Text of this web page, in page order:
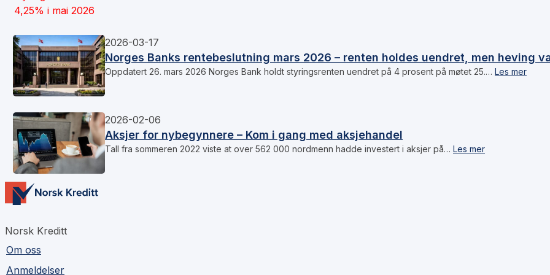
2026-03-17
Norges Banks rentebeslutning mars 2026 – renten holdes uendret, men heving
Oppdatert 26. mars 2026 Norges Bank holdt styringsrenten uendret på 4 prosent på møtet 25.… Les mer
2026-02-06
Aksjer for nybegynnere – Kom i gang med aksjehandel
Tall fra sommeren 2022 viste at over 562 000 nordmenn hadde investert i aksjer på… Les mer
Norsk Kreditt
Om oss
Anmeldelser